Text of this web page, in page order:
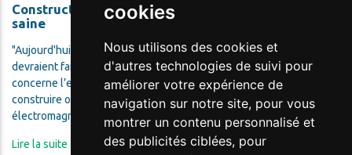
cookies
Nous utilisons des cookies et
d'autres technologies de suivi pour
améliorer votre expérience de
navigation sur notre site, pour vous
montrer un contenu personnalisé et
des publicités ciblées, pour
Construction / Rénovation électromagnétiquement
saine
Aujourd'hui, toutes les constructions ou rénovations de bâtiments
devraient faire l'objet d'une attention particulière en ce qui
concerne l’environnement. On sait maintenant concevoir,
construire ou rénover un bâtiment de manière
électromagnétiquement saine
Lire la suite